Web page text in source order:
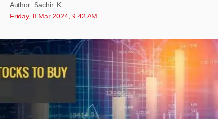
Author: Sachin K
Friday, 8 Mar 2024, 9.42 AM